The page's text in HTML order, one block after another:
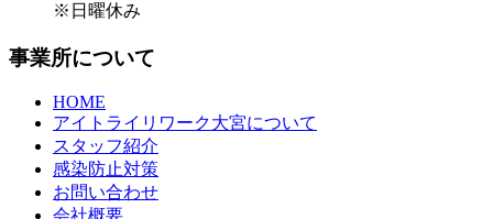
※日曜休み
事業所について
HOME
アイトライリワーク大宮について
スタッフ紹介
感染防止対策
お問い合わせ